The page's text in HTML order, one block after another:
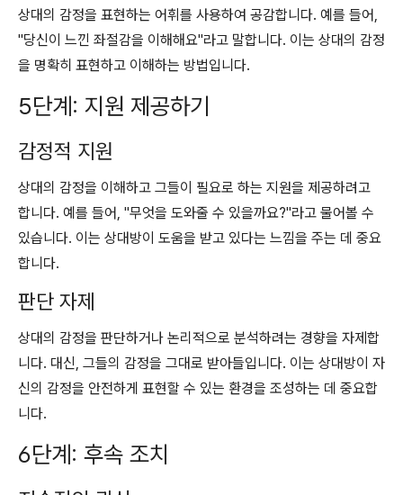
상대의 감정을 표현하는 어휘를 사용하여 공감합니다. 예를 들어,
"당신이 느낀 좌절감을 이해해요"라고 말합니다. 이는 상대의 감정
을 명확히 표현하고 이해하는 방법입니다.
5단계: 지원 제공하기
감정적 지원
상대의 감정을 이해하고 그들이 필요로 하는 지원을 제공하려고
합니다. 예를 들어, "무엇을 도와줄 수 있을까요?"라고 물어볼 수
있습니다. 이는 상대방이 도움을 받고 있다는 느낌을 주는 데 중요
합니다.
판단 자제
상대의 감정을 판단하거나 논리적으로 분석하려는 경향을 자제합
니다. 대신, 그들의 감정을 그대로 받아들입니다. 이는 상대방이 자
신의 감정을 안전하게 표현할 수 있는 환경을 조성하는 데 중요합
니다.
6단계: 후속 조치